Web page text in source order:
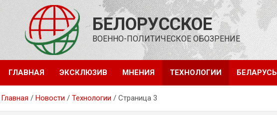
содержимому
БЕЛОРУССКОЕ
ВОЕННО-ПОЛИТИЧЕСКОЕ ОБОЗРЕНИЕ
ГЛАВНАЯ ЭКСКЛЮЗИВ МНЕНИЯ ТЕХНОЛОГИИ БЕЛАРУСЬ
Главная Новости Технологии Страница 3